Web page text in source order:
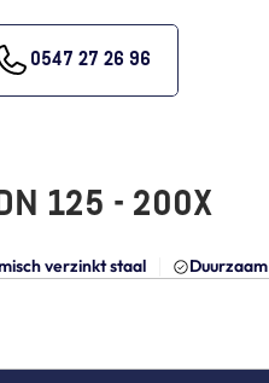
0547 27 26 96
125 - 200X
verzinkt staal Duurzaam